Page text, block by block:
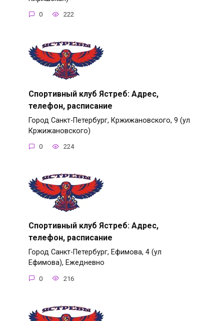
0 222
Спортивный клуб Ястреб: Адрес,
телефон, расписание
Город Санкт-Петербург, Кржижановского, 9 (ул
Кржижановского)
0 224
Спортивный клуб Ястреб: Адрес,
телефон, расписание
Город Санкт-Петербург, Ефимова, 4 (ул
Ефимова), Ежедневно
0 216